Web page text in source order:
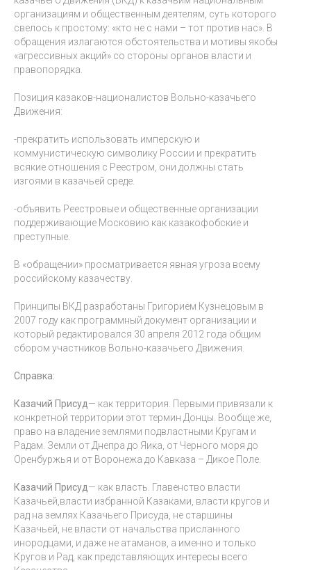
организациям и общественным деятелям, суть которого
свелось к простому: «кто не с нами – тот против нас». В
обращения излагаются обстоятельства и мотивы якобы
«агрессивных акций» со стороны органов власти и
правопорядка.
Позиция казаков-националистов Вольно-казачьего
Движения:
-прекратить использовать имперскую и
коммунистическую символику России и прекратить
всякие отношения с Реестром, они должны стать
изгоями в казачьей среде.
-объявить Реестровые и общественные организации
поддерживающие Московию как казакофобские и
преступные.
В «обращении» просматривается явная угроза всему
российскому казачеству.
Принципы ВКД разработаны Григорием Кузнецовым в
2007 году как программный документ организации и
который редактировался 30 апреля 2012 года общим
сбором участников Вольно-казачьего Движения.
Справка:
Казачий Присуд— как территория. Первыми привязали к
конкретной территории этот термин Донцы. Вообще же,
право на владение землями подвластными Кругам и
Радам. Земли от Днепра до Яика, от Черного моря до
Оренбуржья и от Воронежа до Кавказа – Дикое Поле.
Казачий Присуд— как власть. Главенство власти
Казачьей,власти избранной Казаками, власти кругов и
рад на землях Казачьего Присуда, не старшины
Казачьей, не власти от начальства присланного
инородцами, и даже не атаманов, а именно и только
Кругов и Рад, как представляющих интересы всего